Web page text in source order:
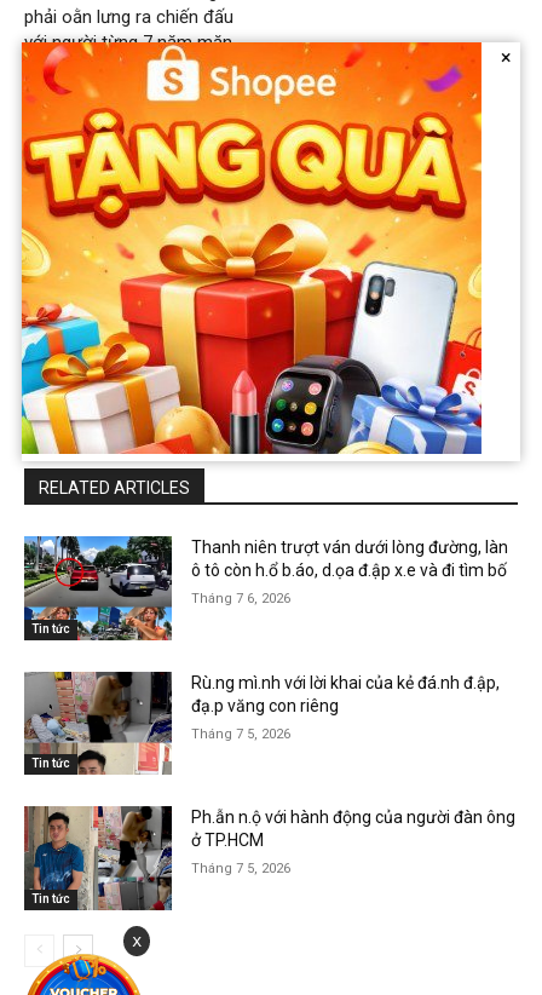
phải oằn lưng ra chiến đấu
với người từng 7 năm mặn
nồng
dogsbreed
https://dogsbreed.org
RELATED ARTICLES
Tin tức
Thanh niên trượt ván dưới lòng đường, làn
ô tô còn h.ổ b.áo, d.ọa đ.ập x.e và đi tìm bố
Tháng 7 6, 2026
Tin tức
Rù.ng mì.nh với lời khai của kẻ đá.nh đ.ập,
đạ.p văng con riêng
Tháng 7 5, 2026
Tin tức
Ph.ẫn n.ộ với hành động của người đàn ông
ở TP.HCM
Tháng 7 5, 2026
x
×